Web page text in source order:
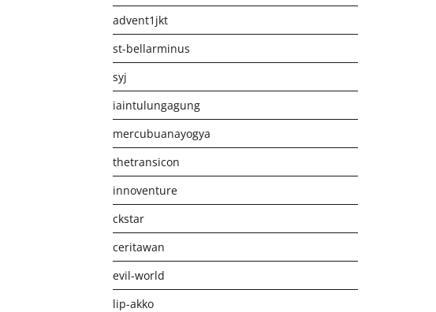
advent1jkt
st-bellarminus
syj
iaintulungagung
mercubuanayogya
thetransicon
innoventure
ckstar
ceritawan
evil-world
lip-akko